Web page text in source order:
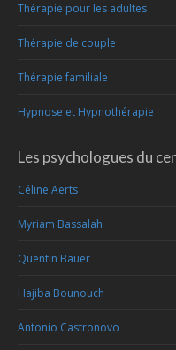
Thérapie pour les adultes
Thérapie de couple
Thérapie familiale
Hypnose et Hypnothérapie
Les psychologues du
Céline Aerts
Myriam Bassalah
Quentin Bauer
Hajiba Bounouch
Antonio Castronovo